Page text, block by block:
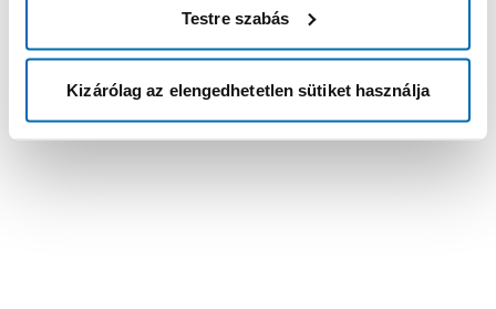
Testre szabás
Kizárólag az elengedhetetlen sütiket használja